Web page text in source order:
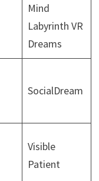
Mind
Labyrinth VR
Dreams
SocialDream
Visible
Patient